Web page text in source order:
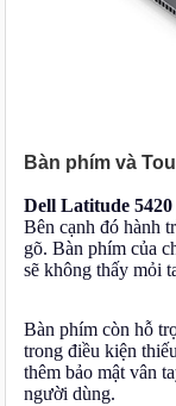
Bàn phím và
Dell Latitude 5420
Bên cạnh đó hành
gõ. Bàn phím của
sẽ không thấy mỏi
Bàn phím còn hỗ
trong điều kiện
thêm bảo mật vân
người dùng.